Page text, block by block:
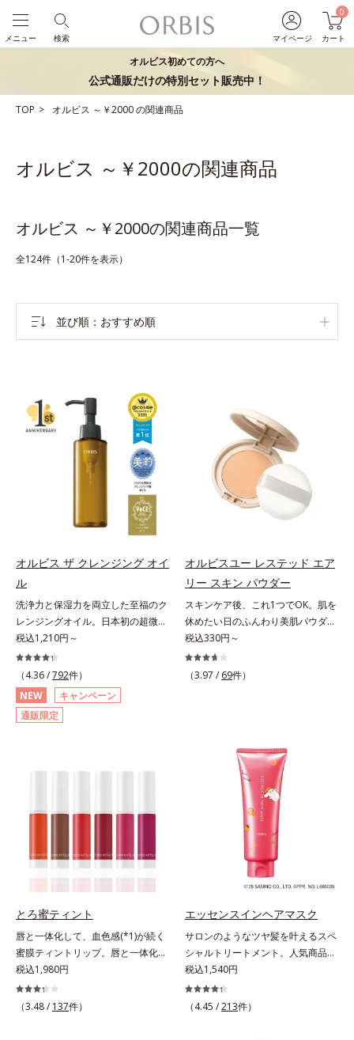
マイページ
0
カート
検索
メニュー
オルビス初めての方へ
公式通販だけの特別セット販売中！
TOP オルビス ～￥2000の関連商品
オルビス ～￥2000の関連商品
オルビス ～￥2000の関連商品一覧
全124件（1-20件を表示）
並び順 おすすめ順
オルビス ザ クレンジング オイ
ル
洗浄力と保湿力を両立した至福のク
レンジングオイル。日本初の超微粒
子技術(*1)が毛穴奥の微細な汚れに
アプローチ。圧倒的な洗浄力と毛穴
悩みに着目したクレンジングオイル
です。日本初・超微粒子技術(*1)
で、さっと塗り広げるだけで濃いメ
イクはもちろん毛穴悩みも取り去
ンジング(*2)をご用意しました。ポ
微粒子とオイルが肌と汚れの間に入
り込み、小さくばらけて肌表面にう
することを防止し、細かい毛穴汚れ
をごっそりするん！角栓溶解オイル
(*4)が詰まりや黒ずみも溶かして、
毛穴の目立ちにくいすべすべ肌に洗
い上げます。大人肌のためのくすみ
(*5)を晴らすアプローチによって圧
税込1,210円～
（4.36 /792件）
NEW
キャンペーン
通販限定
オルビスユー レステッド エア
リー スキン パウダー
スキンケア後、これ1つでOK。肌を
休めたい日のふんわり美肌パウダ
ー。ふんわり美肌が叶う、うるおい
パウダーです。3色の光を操るパウ
ダーがツヤと透明感を演出。ソフト
ちり・ホコリ、紫外線などの外的刺
激から肌をガードします。スキンケ
ア後にこれひとつでライトメイク効
果。クレンジング不要で、紫外線吸
収剤やグリセリン、パラベンもフリ
ー処方。肌を休ませたい日、リモー
トワークの時、近所へちょこっとお
出かけする時など、しっかりメイク
は負担に感じる日におすすめです。
税込330円～
（3.97 / 69件）
とろ蜜ティント
唇と一体化して、血色感(*1)が続く
蜜膜ティントリップ。唇と一体化し
て色落ちしにくいティント処方とう
るおいを両立した、ティントリップ
です。色が長時間唇に密着するオイ
税込1,980円
（3.48 / 137件）
エッセンスインヘアマスク
サロンのようなツヤ髪を叶えるスペ
シャルトリートメント。人気商品
「エッセンスインヘアミルク」と同
じシリーズの、お風呂で美しいツヤ
髪を叶えるスペシャルヘアマスクで
税込1,540円
（4.45 /213件）